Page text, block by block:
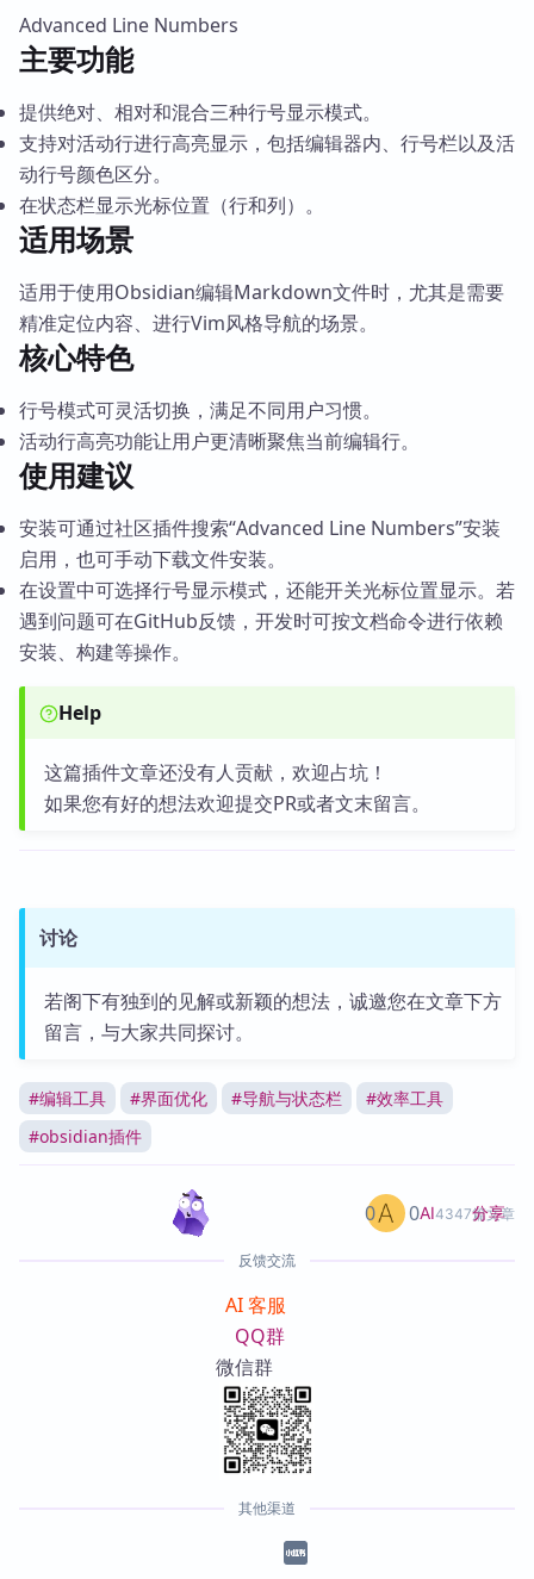
Advanced Line Numbers
主要功能
提供绝对、相对和混合三种行号显示模式。
支持对活动行进行高亮显示，包括编辑器内、行号栏以及活
动行号颜色区分。
在状态栏显示光标位置（行和列）。
适用场景
适用于使用Obsidian编辑Markdown文件时，尤其是需要
精准定位内容、进行Vim风格导航的场景。
核心特色
行号模式可灵活切换，满足不同用户习惯。
活动行高亮功能让用户更清晰聚焦当前编辑行。
使用建议
安装可通过社区插件搜索“Advanced Line Numbers”安装
启用，也可手动下载文件安装。
在设置中可选择行号显示模式，还能开关光标位置显示。若
遇到问题可在GitHub反馈，开发时可按文档命令进行依赖
安装、构建等操作。
Help
这篇插件文章还没有人贡献，欢迎占坑！
如果您有好的想法欢迎提交PR或者文末留言。
讨论
若阁下有独到的见解或新颖的想法，诚邀您在文章下方
留言，与大家共同探讨。
#编辑工具 #界面优化 #导航与状态栏 #效率工具
#obsidian插件
AI4347篇文章
0 0 分享
反馈交流
AI 客服
QQ群
微信群
其他渠道